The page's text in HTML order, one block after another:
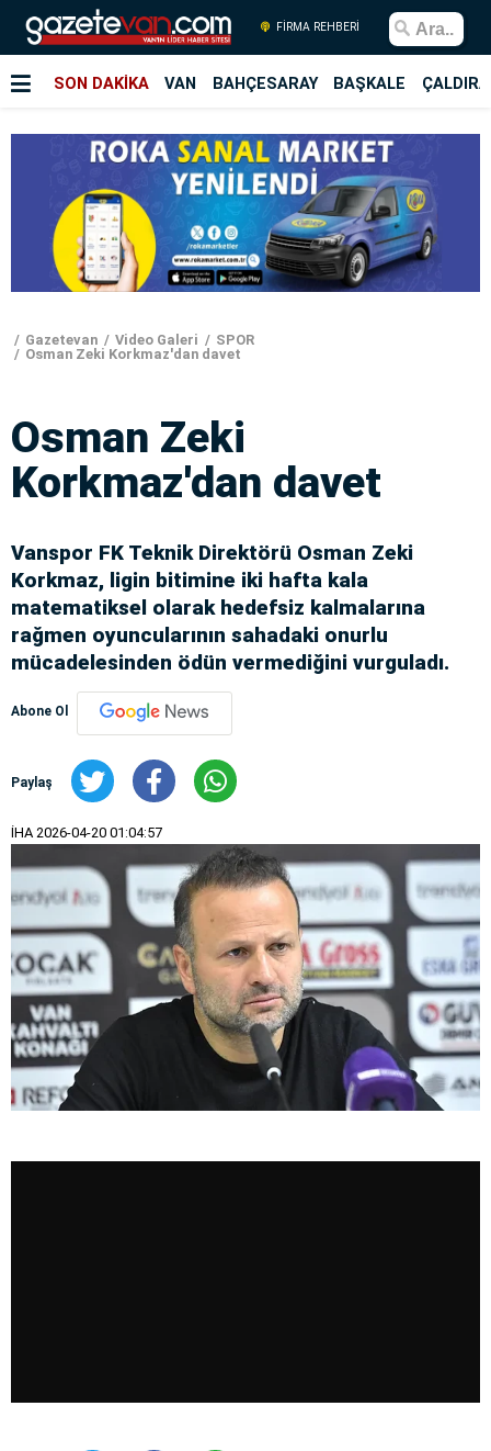
FİRMA REHBERİ
SON DAKİKA VAN BAHÇESARAY BAŞKALE
Gazetevan Video Galeri
SPOR
Osman Zeki Korkmaz'dan davet
Osman Zeki
Korkmaz'dan davet
Vanspor FK Teknik Direktörü Osman Zeki
Korkmaz, ligin bitimine iki hafta kala
matematiksel olarak hedefsiz kalmalarına
rağmen oyuncularının sahadaki onurlu
mücadelesinden ödün vermediğini vurguladı.
Abone Ol
Paylaş
İHA 2026-04-20 01:04:57